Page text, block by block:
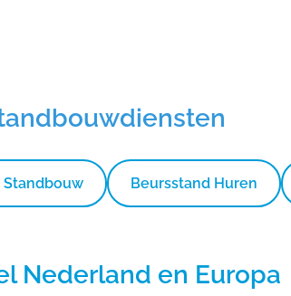
Beursstand Huren
Nederland en Europa